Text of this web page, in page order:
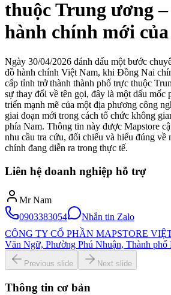
thuộc Trung ương
hành chính mới
Ngày 30/04/2026 đánh dấu một bước
đồ hành chính Việt Nam, khi Đồng Nai
cấp tỉnh trở thành thành phố trực thuộc
sự thay đổi về tên gọi, đây là một dấu mốc
triển mạnh mẽ của một địa phương công
giai đoạn mới trong cách tổ chức không
phía Nam. Thông tin này được Mapstore
nhu cầu tra cứu, đối chiếu và hiểu đúng về
chính đang diễn ra trong thực tế.
Liên hệ doanh nghiệp hỗ trợ
Mr Nam
0903383054
Nhắn tin Zalo
CÔNG TY CỔ PHẦN MAPSTORE
Văn Ngữ, Phường Phú Nhuận, Thành
Previous slide Next slide
Thông tin cơ bản